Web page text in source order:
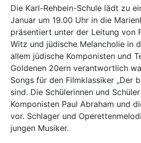
Die Karl-Rehbein-Schule lädt zu
Januar um 19.00 Uhr in die
präsentiert unter der Leitung von
Witz und jüdische Melancholie in
allem jüdische Komponisten und
Goldenen 20ern verantwortlich
Songs für den Filmklassiker „Der
sind. Die Schülerinnen und
Komponisten Paul Abraham und
vor. Schlager und
jungen Musiker.